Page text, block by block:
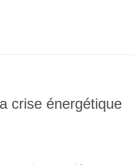
crise énergétique